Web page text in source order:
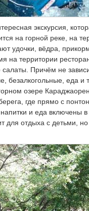
экскурсия,
на горной реке, на
удочки, вёдра,
на территории
Причём не
безалкогольные, еда
озере
где прямо с
и еда включены
для отдыха с детьми,